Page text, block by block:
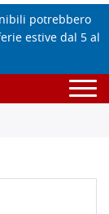
potrebbero
estive dal 5 al